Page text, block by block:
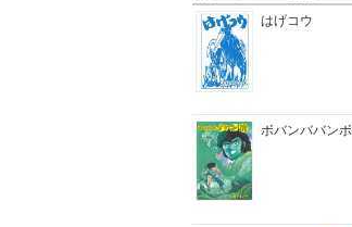
はげコウ
ボバンババンボ